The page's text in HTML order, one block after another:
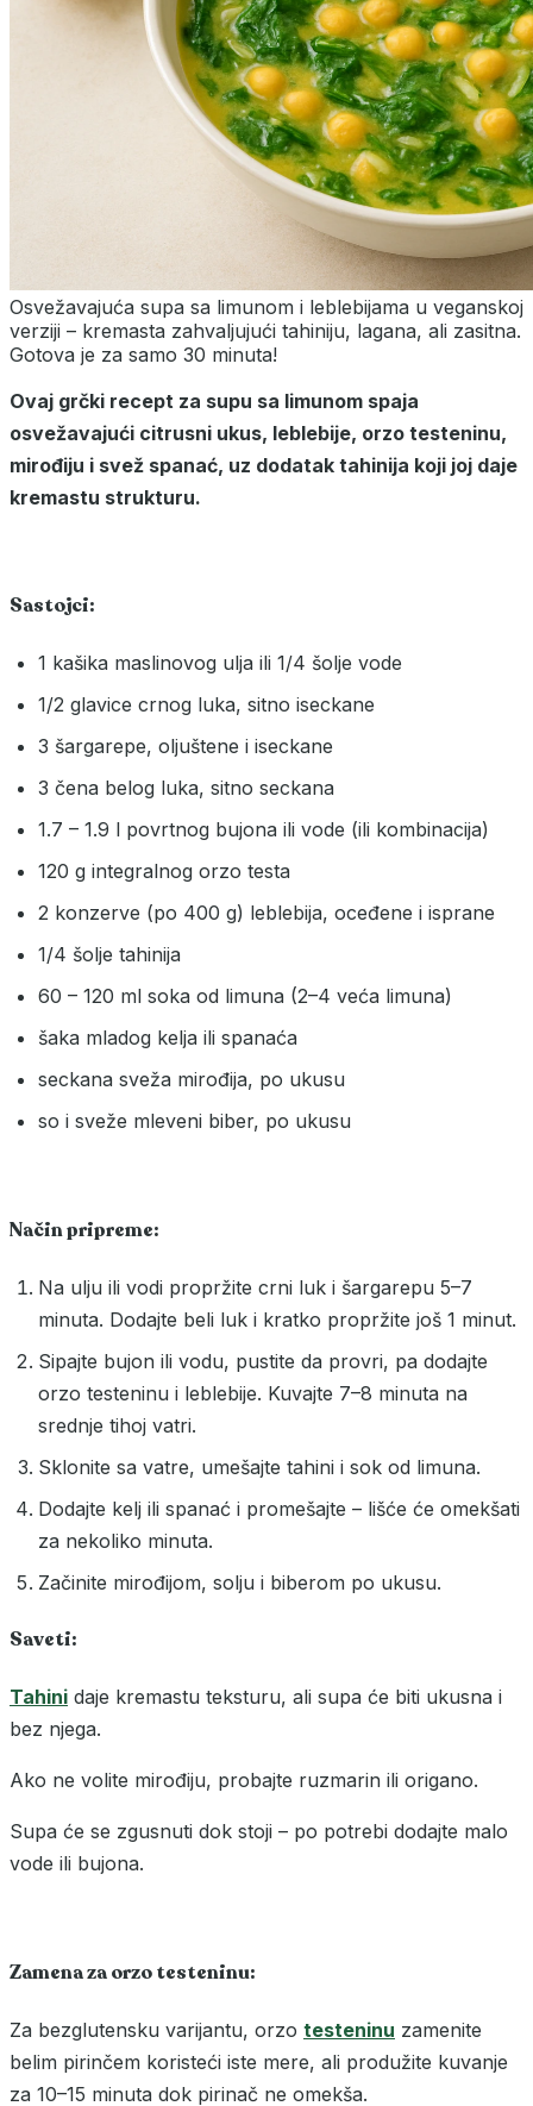
Osvežavajuća supa sa limunom i leblebijama u veganskoj
verziji – kremasta zahvaljujući tahiniju, lagana, ali zasitna.
Gotova je za samo 30 minuta!
Ovaj grčki recept za supu sa limunom spaja
osvežavajući citrusni ukus, leblebije, orzo testeninu,
mirođiju i svež spanać, uz dodatak tahinija koji joj daje
kremastu strukturu.
Sastojci:
1 kašika maslinovog ulja ili 1/4 šolje vode
1/2 glavice crnog luka, sitno iseckane
3 šargarepe, oljuštene i iseckane
3 čena belog luka, sitno seckana
1.7 – 1.9 l povrtnog bujona ili vode (ili kombinacija)
120 g integralnog orzo testa
2 konzerve (po 400 g) leblebija, oceđene i isprane
1/4 šolje tahinija
60 – 120 ml soka od limuna (2–4 veća limuna)
šaka mladog kelja ili spanaća
seckana sveža mirođija, po ukusu
so i sveže mleveni biber, po ukusu
Način pripreme:
Na ulju ili vodi propržite crni luk i šargarepu 5–7
minuta. Dodajte beli luk i kratko propržite još 1 minut.
Sipajte bujon ili vodu, pustite da provri, pa dodajte
orzo testeninu i leblebije. Kuvajte 7–8 minuta na
srednje tihoj vatri.
Sklonite sa vatre, umešajte tahini i sok od limuna.
Dodajte kelj ili spanać i promešajte – lišće će omekšati
za nekoliko minuta.
Začinite mirođijom, solju i biberom po ukusu.
Saveti:
Tahini daje kremastu teksturu, ali supa će biti ukusna i
bez njega.
Ako ne volite mirođiju, probajte ruzmarin ili origano.
Supa će se zgusnuti dok stoji – po potrebi dodajte malo
vode ili bujona.
Zamena za orzo testeninu:
Za bezglutensku varijantu, orzo testeninu zamenite
belim pirinčem koristeći iste mere, ali produžite kuvanje
za 10–15 minuta dok pirinač ne omekša.